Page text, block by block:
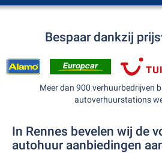
Bespaar dankzij
Meer dan 900 verhuurbedrijven
autoverhuurstations
In Rennes bevelen wij de
autohuur aanbiedingen